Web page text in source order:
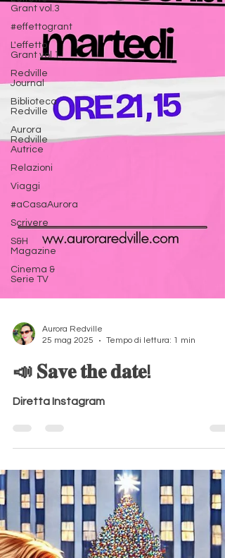
Grant vol.3
#effettogrant
L'effetto
Grant vol.1
Redville
Journal
Biblioteca
Redville
Aurora
Redville
Autrice
Relazioni
Viaggi
#aCasaAurora
Scrivere
S&H
Magazine
Cinema &
Serie TV
Aurora Redville
Diretta Instagram